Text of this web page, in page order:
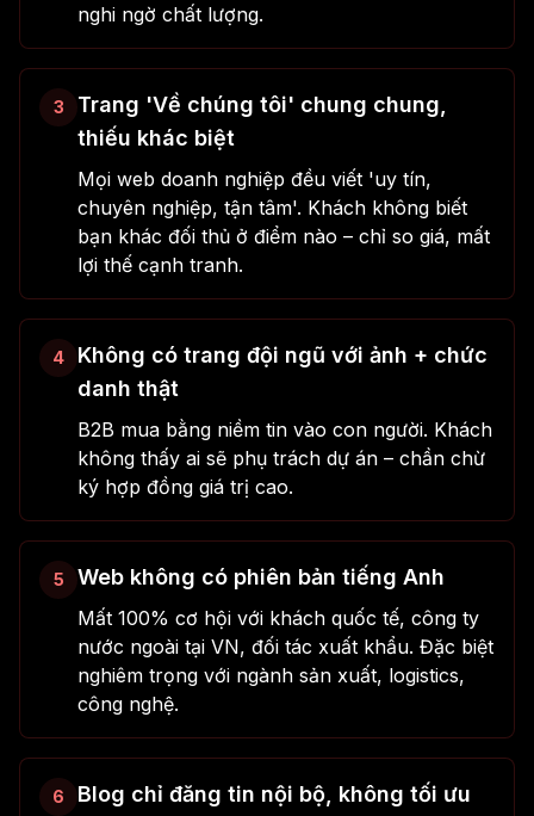
nghi ngờ chất lượng.
3
Trang 'Về chúng tôi' chung chung,
thiếu khác biệt
Mọi web doanh nghiệp đều viết 'uy tín,
chuyên nghiệp, tận tâm'. Khách không biết
bạn khác đối thủ ở điểm nào – chỉ so giá, mất
lợi thế cạnh tranh.
4
Không có trang đội ngũ với ảnh + chức
danh thật
B2B mua bằng niềm tin vào con người. Khách
không thấy ai sẽ phụ trách dự án – chần chừ
ký hợp đồng giá trị cao.
5 Web không có phiên bản tiếng Anh
Mất 100% cơ hội với khách quốc tế, công ty
nước ngoài tại VN, đối tác xuất khẩu. Đặc biệt
nghiêm trọng với ngành sản xuất, logistics,
công nghệ.
6
Blog chỉ đăng tin nội bộ, không tối ưu